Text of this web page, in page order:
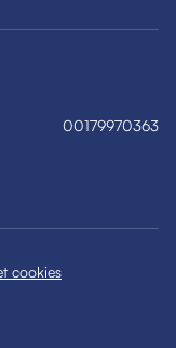
cookies
00179970363